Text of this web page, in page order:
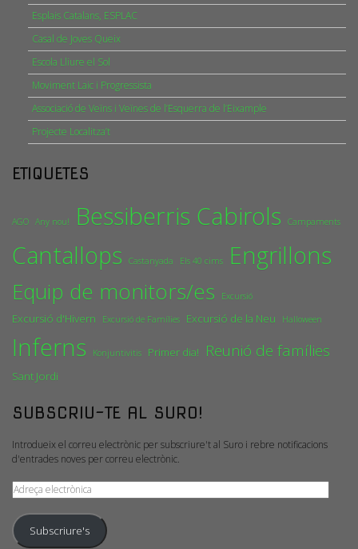
Esplais Catalans, ESPLAC
Casal de Joves Queix
Escola Lliure el Sol
Moviment Laic i Progressista
Associació de Veïns i Veïnes de l’Esquerra de l’Eixample
Projecte Localitza’t
ETIQUETES
AGO Any nou! Bessiberris Cabirols Campaments
Cantallops Castanyada Els 40 cims Engrillons
Equip de monitors/es Excursió
Excursió d'Hivern Excursió de Famílies Excursió de la Neu Halloween
Inferns Konjuntivitis Primer dia! Reunió de famílies
Sant Jordi
SUBSCRIU-TE AL SURO!
Introdueix el correu electrònic per subscriure't al Suro i rebre notificacions
d'entrades noves per correu electrònic.
Adreça
electrònica
Subscriure's